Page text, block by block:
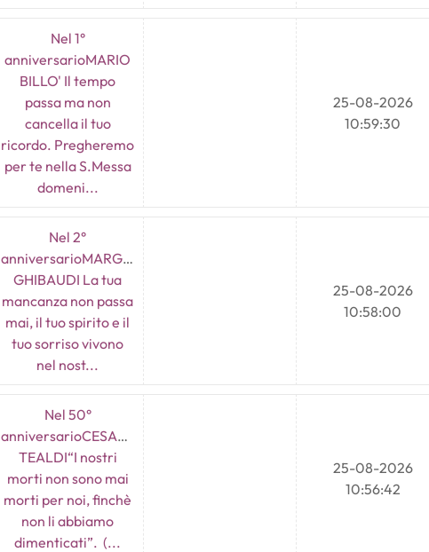
Nel 1°
anniversarioMARIO
BILLO' Il tempo
passa ma non
cancella il tuo
ricordo. Pregheremo
per te nella S.Messa
domeni...
25-08-2026
10:59:30
Nel 2°
anniversarioMARGHERITA
GHIBAUDI La tua
mancanza non passa
mai, il tuo spirito e il
tuo sorriso vivono
nel nost...
25-08-2026
10:58:00
Nel 50°
anniversarioCESARINA
TEALDI“I nostri
morti non sono mai
morti per noi, finchè
non li abbiamo
dimenticati”. (...
25-08-2026
10:56:42